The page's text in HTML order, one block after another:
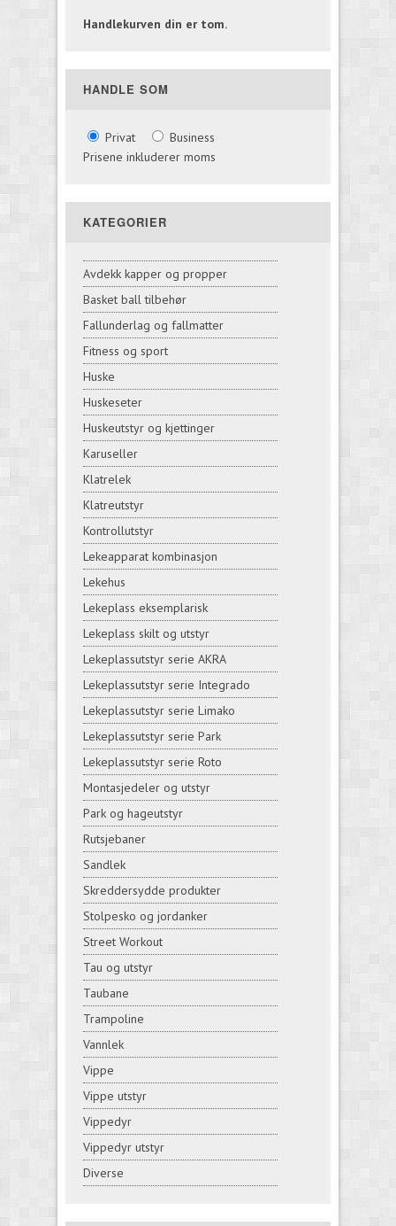
Handlekurven din er tom.
HANDLE SOM
Privat
Business
Prisene inkluderer moms
KATEGORIER
Avdekk kapper og propper
Basket ball tilbehør
Fallunderlag og fallmatter
Fitness og sport
Huske
Huskeseter
Huskeutstyr og kjettinger
Karuseller
Klatrelek
Klatreutstyr
Kontrollutstyr
Lekeapparat kombinasjon
Lekehus
Lekeplass eksemplarisk
Lekeplass skilt og utstyr
Lekeplassutstyr serie AKRA
Lekeplassutstyr serie Integrado
Lekeplassutstyr serie Limako
Lekeplassutstyr serie Park
Lekeplassutstyr serie Roto
Montasjedeler og utstyr
Park og hageutstyr
Rutsjebaner
Sandlek
Skreddersydde produkter
Stolpesko og jordanker
Street Workout
Tau og utstyr
Taubane
Trampoline
Vannlek
Vippe
Vippe utstyr
Vippedyr
Vippedyr utstyr
Diverse